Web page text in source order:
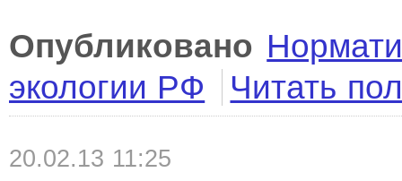
Опубликовано
экологии РФ
Читать
20.02.13 11:25